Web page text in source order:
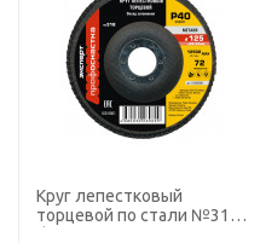
Круг лепестковый
торцевой по стали №318